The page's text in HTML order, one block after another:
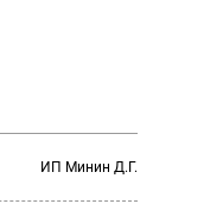
ИП Минин Д.Г.